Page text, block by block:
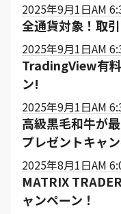
2025年9月1日AM
全通貨対象！取
2025年9月1日AM
TradingView有
ン!
2025年9月1日AM
高級黒毛和牛が
プレゼントキャ
2025年8月1日AM
MATRIX
ャンペーン！